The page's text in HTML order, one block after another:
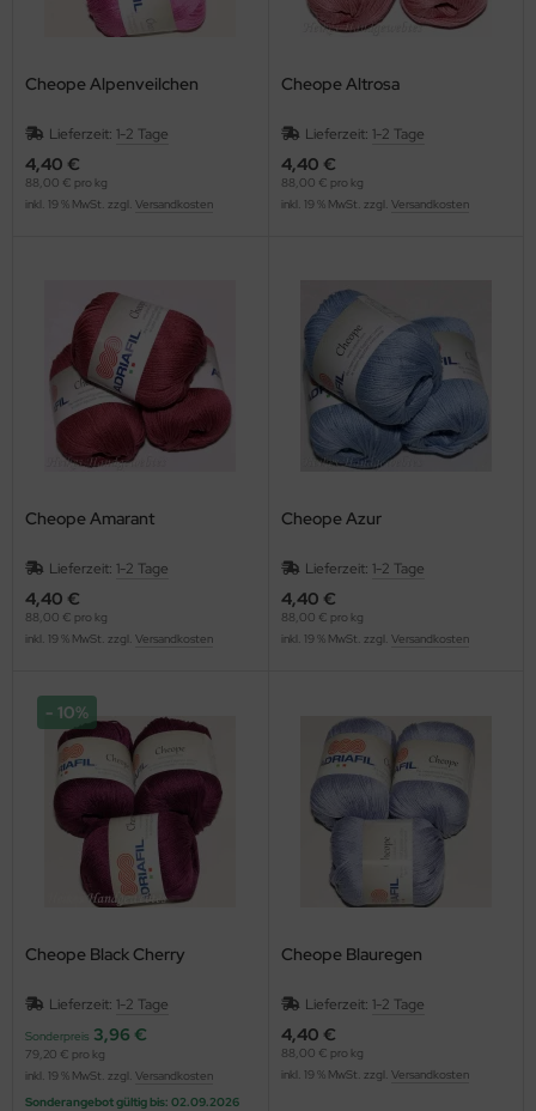
Cheope Alpenveilchen
Lieferzeit: 1-2 Tage
4,40 €
88,00 € pro kg
inkl. 19 % MwSt. zzgl. Versandkosten
Cheope Altrosa
Lieferzeit: 1-2 Tage
4,40 €
88,00 € pro kg
inkl. 19 % MwSt. zzgl. Versandkosten
Cheope Amarant
Lieferzeit: 1-2 Tage
4,40 €
88,00 € pro kg
inkl. 19 % MwSt. zzgl. Versandkosten
Cheope Azur
Lieferzeit: 1-2 Tage
4,40 €
88,00 € pro kg
inkl. 19 % MwSt. zzgl. Versandkosten
Cheope Black Cherry
Lieferzeit: 1-2 Tage
Sonderpreis 3,96 €
10%
79,20 € pro kg
inkl. 19 % MwSt. zzgl. Versandkosten
Sonderangebot gültig bis: 02.09.2026
Cheope Blauregen
Lieferzeit: 1-2 Tage
4,40 €
88,00 € pro kg
inkl. 19 % MwSt. zzgl. Versandkosten